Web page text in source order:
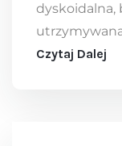
dyskoidalna,
Czytaj Dalej